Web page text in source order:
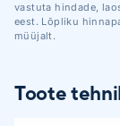
vastuta hindade,
eest. Lõpliku
müüjalt.
Toote